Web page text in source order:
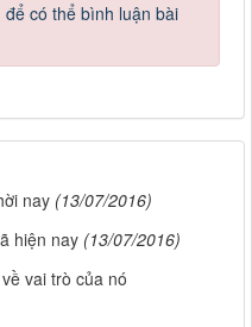
có thể bình luận bài
nay (13/07/2016)
hiện nay (13/07/2016)
vai trò của nó